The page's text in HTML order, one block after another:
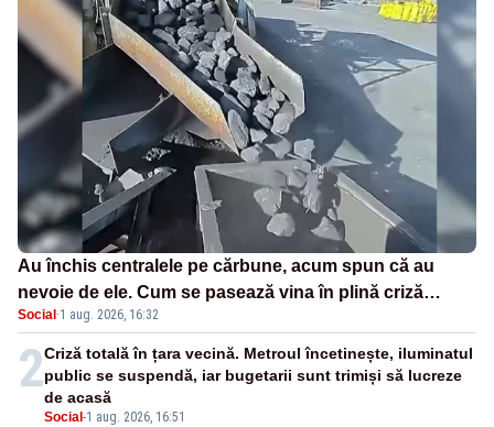
Au închis centralele pe cărbune, acum spun că au
nevoie de ele. Cum se pasează vina în plină criză
energetică
Social ·1 aug. 2026, 16:32
2
Social -1 aug. 2026, 16:51
Criză totală în țara vecină. Metroul încetinește, iluminatul
public se suspendă, iar bugetarii sunt trimiși să lucreze
de acasă